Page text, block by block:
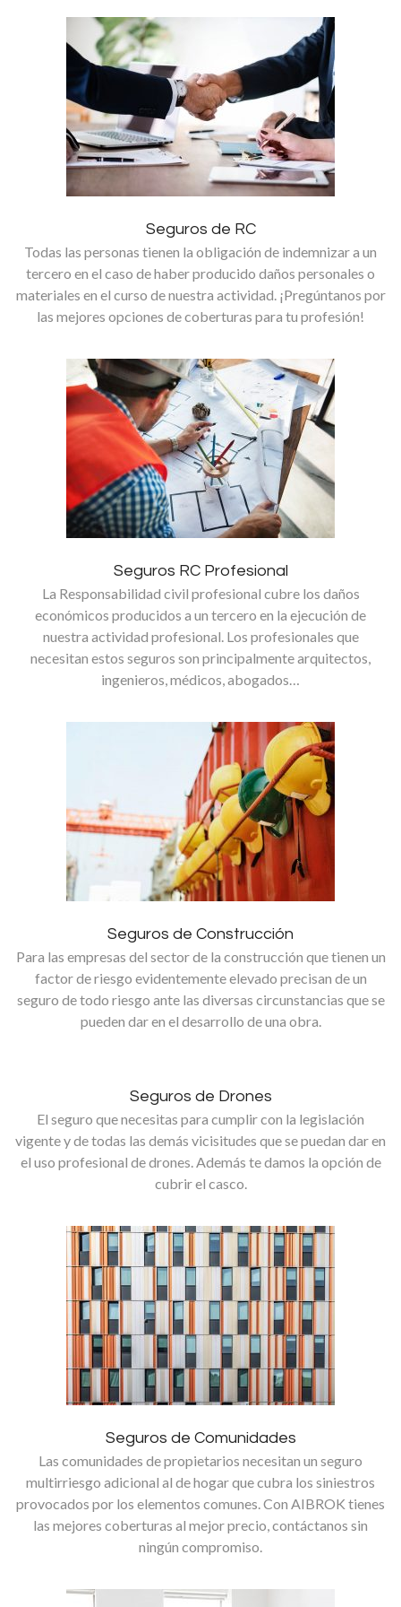
SEGUROS DE VIDA
SEGUROS DE HOGAR
SEGUROS DE MOTOR
SEGUROS DE SALUD
SEGUROS DE ARTE
OTROS
Seguros de RC
Todas las personas tienen la obligación de indemnizar a un
tercero en el caso de haber producido daños personales o
materiales en el curso de nuestra actividad. ¡Pregúntanos por
las mejores opciones de coberturas para tu profesión!
Seguros RC Profesional
La Responsabilidad civil profesional cubre los daños
económicos producidos a un tercero en la ejecución de
nuestra actividad profesional. Los profesionales que
necesitan estos seguros son principalmente arquitectos,
ingenieros, médicos, abogados…
Seguros de Construcción
Para las empresas del sector de la construcción que tienen un
factor de riesgo evidentemente elevado precisan de un
seguro de todo riesgo ante las diversas circunstancias que se
pueden dar en el desarrollo de una obra.
Seguros de Drones
El seguro que necesitas para cumplir con la legislación
vigente y de todas las demás vicisitudes que se puedan dar en
el uso profesional de drones. Además te damos la opción de
cubrir el casco.
Seguros de Comunidades
Las comunidades de propietarios necesitan un seguro
multirriesgo adicional al de hogar que cubra los siniestros
provocados por los elementos comunes. Con AIBROK tienes
las mejores coberturas al mejor precio, contáctanos sin
ningún compromiso.